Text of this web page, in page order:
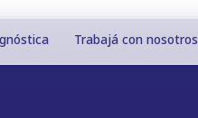
Trabajá con nosotros